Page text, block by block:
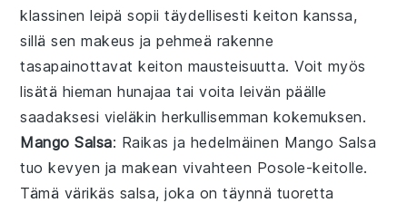
klassinen leipä sopii täydellisesti keiton kanssa,
sillä sen makeus ja pehmeä rakenne
tasapainottavat keiton mausteisuutta. Voit myös
lisätä hieman hunajaa tai voita leivän päälle
saadaksesi vieläkin herkullisemman kokemuksen.
Mango Salsa: Raikas ja hedelmäinen Mango Salsa
tuo kevyen ja makean vivahteen Posole-keitolle.
Tämä värikäs salsa, joka on täynnä tuoretta